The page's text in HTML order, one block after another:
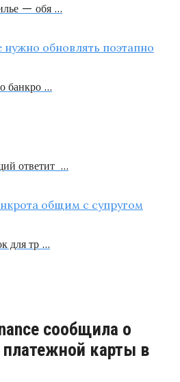
— обя …
банкро …
ответит …
для тр …
сообщила о
карты в